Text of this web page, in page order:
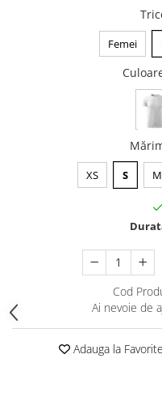
Tricouri aniversare
Tricouri cadou 20 ani
Tricouri cadou 60 ani
Tricouri motociclisti
Tricouri offroad
Tricouri biciclisti
Tricouri biciclisti
Tricouri biciclisti MTB
Tricouri biciclisti BMX
Femei
XS S M
Cod
Ai nevoie de
Adauga la Favorite